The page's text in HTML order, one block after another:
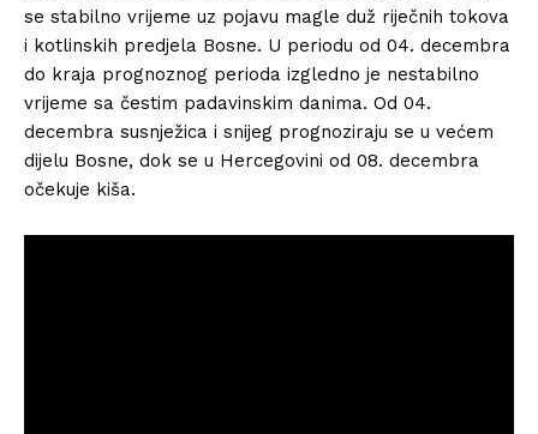
se stabilno vrijeme uz pojavu magle duž riječnih tokova
i kotlinskih predjela Bosne. U periodu od 04. decembra
do kraja prognoznog perioda izgledno je nestabilno
vrijeme sa čestim padavinskim danima. Od 04.
decembra susnježica i snijeg prognoziraju se u većem
dijelu Bosne, dok se u Hercegovini od 08. decembra
očekuje kiša.